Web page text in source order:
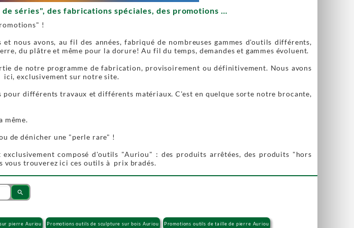
séries", des fabrications spéciales, des promotions …
!
nous avons, au fil des années, fabriqué de nombreuses gammes d'outils différents,
du plâtre et même pour la dorure! Au fil du temps, demandes et gammes évoluent.
de notre programme de fabrication, provisoirement ou définitivement. Nous avons
ici, exclusivement sur notre site.
pour différents travaux et différents matériaux. C'est en quelque sorte notre brocante,
même.
de dénicher une "perle rare" !
composé d'outils "Auriou" : des produits arrêtées, des produits "hors
vous trouverez ici ces outils à prix bradés.
search
pierre Auriou Promotions outils de sculpture sur bois Auriou Promotions outils de taille de pierre Auriou